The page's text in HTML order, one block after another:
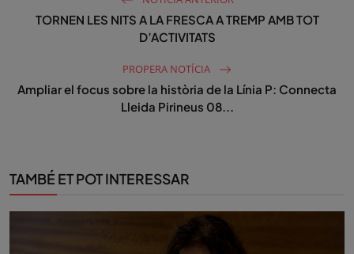
TORNEN LES NITS A LA FRESCA A TREMP AMB TOT
D’ACTIVITATS
PROPERA NOTÍCIA
Ampliar el focus sobre la història de la Línia P: Connecta
Lleida Pirineus 08...
TAMBÉ ET POT INTERESSAR